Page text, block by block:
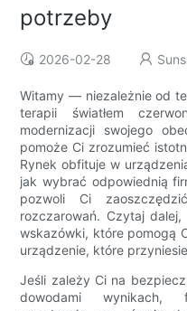
potrzeby
2026-02-28
Witamy — niezależnie od
terapii światłem
modernizacji swojego
pomoże Ci zrozumieć
Rynek obfituje w
jak wybrać odpowiednią
pozwoli Ci
rozczarowań. Czytaj
wskazówki, które pomogą
urządzenie, które
Jeśli zależy Ci na
dowodami wynikach,